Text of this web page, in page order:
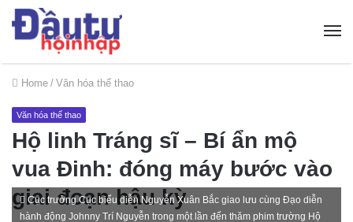
Home / Văn hóa thể thao
Văn hóa thể thao
Hộ linh Tráng sĩ – Bí ẩn mộ
vua Đinh: đóng máy bước vào
giai đoạn hậu kỳ
Cục trưởng Cục biểu diễn Nguyễn Xuân Bắc giao lưu cùng Đạo diễn
hành động Johnny Trí Nguyễn trong một lần đến thăm phim trường Hộ